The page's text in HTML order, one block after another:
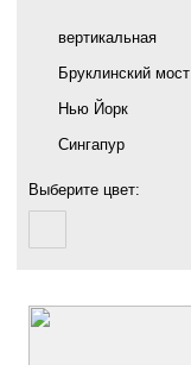
вертикальная
Бруклинский мост
Нью Йорк
Сингапур
Выберите цвет: